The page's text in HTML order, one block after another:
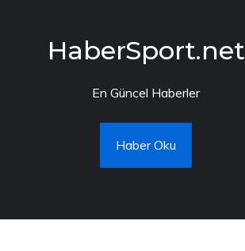
HaberSport.net
En Güncel Haberler
Haber Oku